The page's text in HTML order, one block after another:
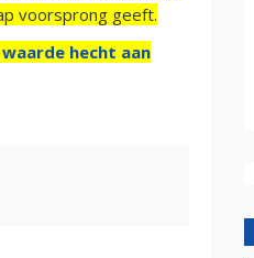
voorsprong geeft.
hecht aan